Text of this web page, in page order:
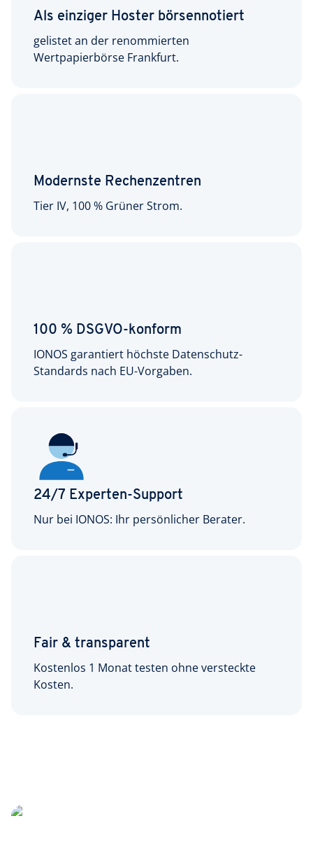
Als einziger Hoster börsennotiert
gelistet an der renommierten
Wertpapierbörse Frankfurt.
Modernste Rechenzentren
Tier IV, 100 % Grüner Strom.
100 % DSGVO-konform
IONOS garantiert höchste Datenschutz-
Standards nach EU-Vorgaben.
24/7 Experten-Support
Nur bei IONOS: Ihr persönlicher Berater.
Fair & transparent
Kostenlos 1 Monat testen ohne versteckte
Kosten.